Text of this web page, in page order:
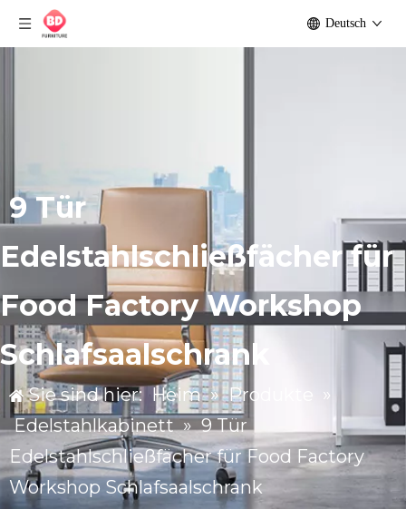
Deutsch
9 Tür
Edelstahlschließfächer für
Food Factory Workshop
Schlafsaalschrank
Sie sind hier: Heim » Produkte »
Edelstahlkabinett » 9 Tür
Edelstahlschließfächer für Food Factory
Workshop Schlafsaalschrank